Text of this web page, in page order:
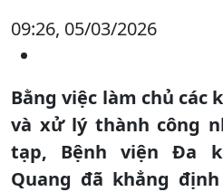
09:26, 05/03/2026
Bằng việc làm chủ các
và xử lý thành công
tạp, Bệnh viện Đa
Quang đã khẳng